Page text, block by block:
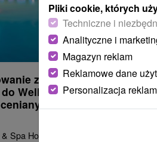
od485,22zł
/noc/osoba
z obiadokolacją i
Wellness i Spa: Jeden z
hoteli przez
Spa Hotel Kaskady
Pliki cookie, których
Techniczne i
Analityczne i
Magazyn reklam
Reklamowe dane
Personalizacja reklam